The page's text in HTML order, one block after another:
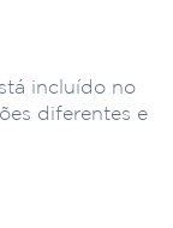
incluído no
diferentes e